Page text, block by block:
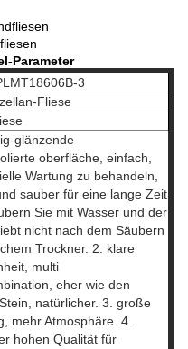
Parameter
3
Fliese
glänzende
oberfläche, einfach,
Wartung zu behandeln,
sauber für eine lange Zeit
Sie mit Wasser und der
nicht nach dem Säubern
Trockner. 2. klare
multi
eher wie den
natürlicher. 3. große
mehr Atmosphäre. 4.
hohen Qualität für